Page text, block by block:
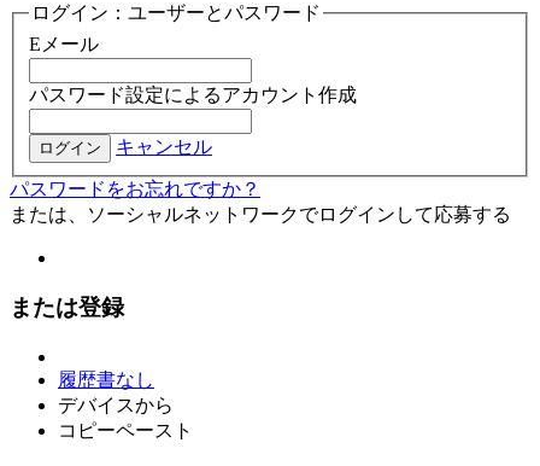
ログイン：ユーザーとパスワード
Eメール
パスワード設定によるアカウント作成
ログイン キャンセル
パスワードをお忘れですか？
または、ソーシャルネットワークでログインして応募する
または登録
履歴書なし
デバイスから
コピーペースト